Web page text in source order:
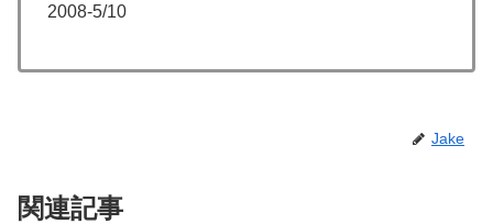
2008-5/10
Jake
関連記事